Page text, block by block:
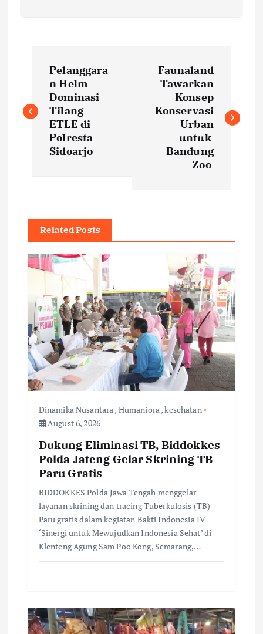
s
a
t
Pelanggara
n Helm
Dominasi
Tilang
ETLE di
Polresta
Sidoarjo
Faunaland
Tawarkan
Konsep
Konservasi
Urban
untuk
Bandung
Zoo
Related Posts
Dinamika Nusantara , Humaniora ,kesehatan
August 6, 2026
Dukung Eliminasi TB, Biddokkes
Polda Jateng Gelar Skrining TB
Paru Gratis
BIDDOKKES Polda Jawa Tengah menggelar
layanan skrining dan tracing Tuberkulosis (TB)
Paru gratis dalam kegiatan Bakti Indonesia IV
‘Sinergi untuk Mewujudkan Indonesia Sehat’ di
Klenteng Agung Sam Poo Kong, Semarang,…